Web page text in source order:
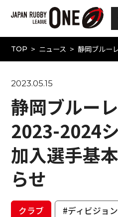
TOP ニュース 静岡ブルー
2023.05.15
静岡ブルーレ
2023-2024
加入選手基
らせ
クラブ
#ディビジョ